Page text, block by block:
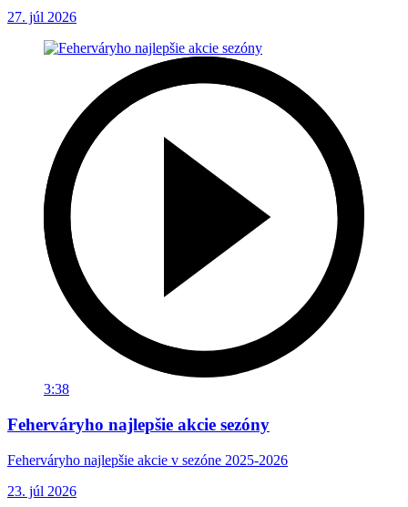
27. júl 2026
3:38
Feherváryho najlepšie akcie sezóny
Feherváryho najlepšie akcie v sezóne 2025-2026
23. júl 2026